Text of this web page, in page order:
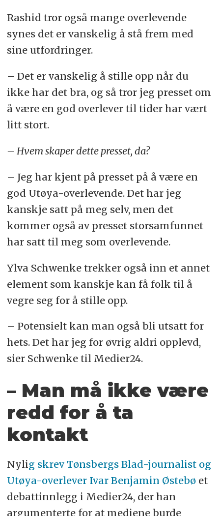
Rashid tror også mange overlevende
synes det er vanskelig å stå frem med
sine utfordringer.
– Det er vanskelig å stille opp når du
ikke har det bra, og så tror jeg presset om
å være en god overlever til tider har vært
litt stort.
– Hvem skaper dette presset, da?
– Jeg har kjent på presset på å være en
god Utøya-overlevende. Det har jeg
kanskje satt på meg selv, men det
kommer også av presset storsamfunnet
har satt til meg som overlevende.
Ylva Schwenke trekker også inn et annet
element som kanskje kan få folk til å
vegre seg for å stille opp.
– Potensielt kan man også bli utsatt for
hets. Det har jeg for øvrig aldri opplevd,
sier Schwenke til Medier24.
– Man må ikke være
redd for å ta
kontakt
Nylig skrev Tønsbergs Blad-journalist og
Utøya-overlever Ivar Benjamin Østebøet
debattinnlegg i Medier24, der han
argumenterte for at mediene burde